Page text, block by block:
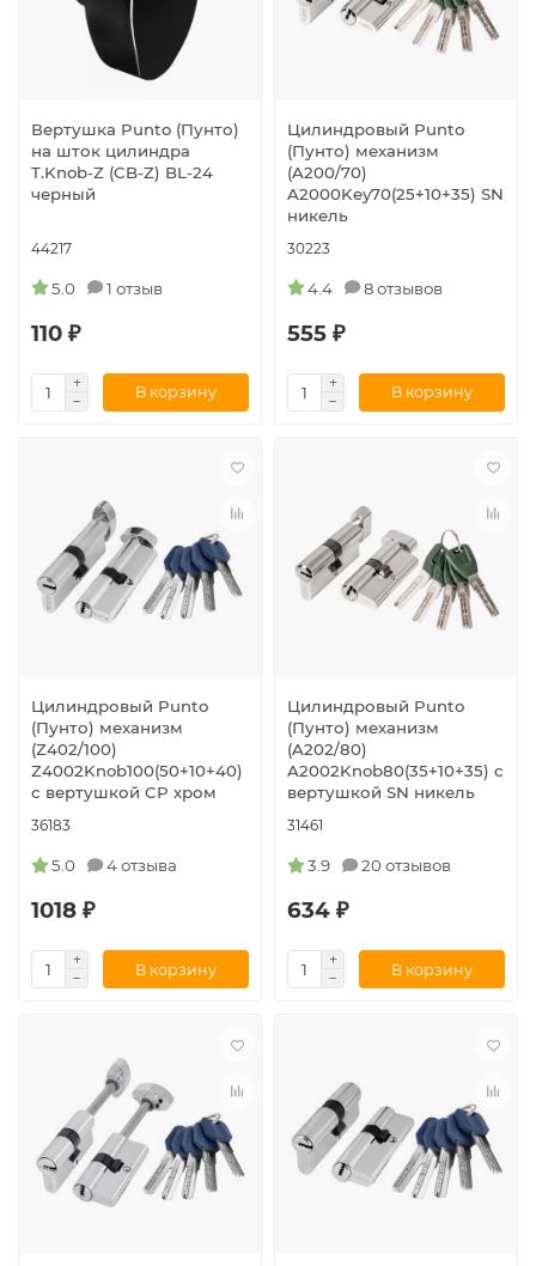
Вертушка Punto (Пунто)
на шток цилиндра
T.Knob-Z (CB-Z) BL-24
черный
44217
5.0 1 отзыв
110 ₽
В корзину
Цилиндровый Punto
(Пунто) механизм
(A200/70)
A2000Key70(25+10+35) SN
никель
30223
4.4 8 отзывов
555 ₽
В корзину
Цилиндровый Punto
(Пунто) механизм
(Z402/100)
Z4002Knob100(50+10+40)
с вертушкой CP хром
36183
5.0 4 отзыва
1018 ₽
В корзину
Цилиндровый Punto
(Пунто) механизм
(A202/80)
A2002Knob80(35+10+35) с
вертушкой SN никель
31461
3.9 20 отзывов
634 ₽
В корзину